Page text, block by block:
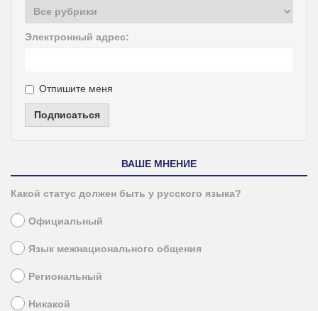
Электронный адрес:
Отпишите меня
Подписаться
ВАШЕ МНЕНИЕ
Какой статус должен быть у русского языка?
Официальный
Язык межнационального общения
Региональный
Никакой